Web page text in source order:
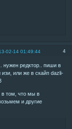
4
02-14 01:49:44
нужен редктор.. пиши в
или же в скайп dazli-
том, что мы в
и другие